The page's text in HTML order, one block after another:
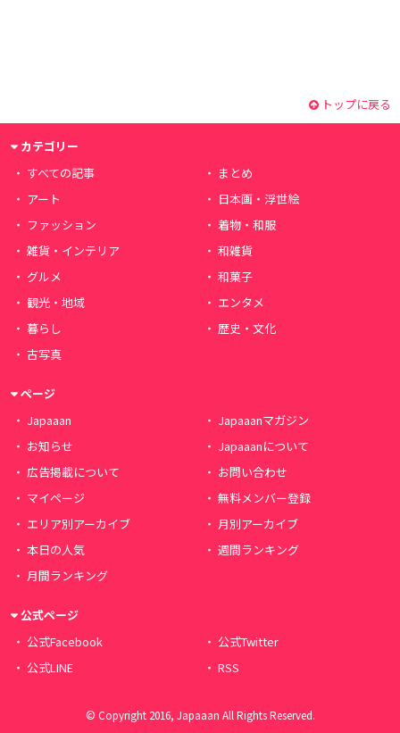
トップに戻る
カテゴリー
すべての記事
まとめ
アート
日本画・浮世絵
ファッション
着物・和服
雑貨・インテリア
和雑貨
グルメ
和菓子
観光・地域
エンタメ
暮らし
歴史・文化
古写真
ページ
Japaaan
Japaaanマガジン
お知らせ
Japaaanについて
広告掲載について
お問い合わせ
マイページ
無料メンバー登録
エリア別アーカイブ
月別アーカイブ
本日の人気
週間ランキング
月間ランキング
公式ページ
公式Facebook
公式Twitter
公式LINE
RSS
© Copyright 2016, Japaaan All Rights Reserved.